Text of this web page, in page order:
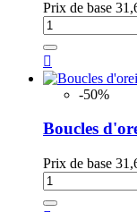
Prix de base

-50%
Boucles
Prix de base